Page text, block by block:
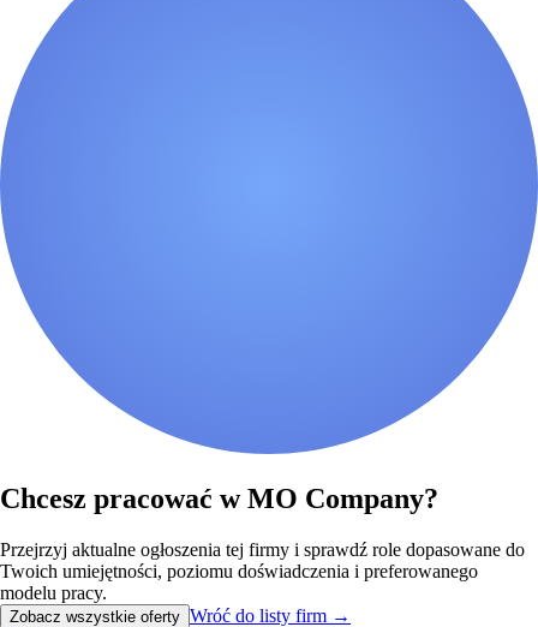
Chcesz pracować w MO Company?
Przejrzyj aktualne ogłoszenia tej firmy i sprawdź role dopasowane do
Twoich umiejętności, poziomu doświadczenia i preferowanego
modelu pracy.
Zobacz wszystkie oferty Wróć do listy firm →